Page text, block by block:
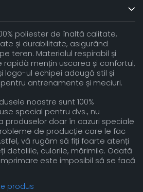
poliester de înaltă calitate,
și durabilitate, asigurând
teren. Materialul respirabil și
mențin uscarea și confortul,
logo-ul echipei adaugă stil și
antrenamente și meciuri.
noastre sunt 100%
special pentru dvs., nu
doar în cazuri speciale
de producție care le fac
vă rugăm să fiți foarte atenți
detaliile, culorile, mărimile. Odată
este imposibil să se facă
produs